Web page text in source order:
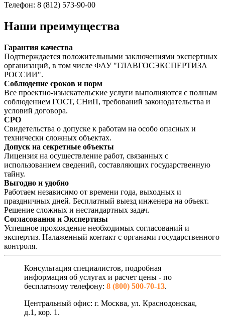
Телефон: 8 (812) 573-90-00
Наши преимущества
Гарантия качества
Подтверждается положительными заключениями экспертных
организаций, в том числе ФАУ "ГЛАВГОСЭКСПЕРТИЗА
РОССИИ".
Соблюдение сроков и норм
Все проектно-изыскательские услуги выполняются с полным
соблюдением ГОСТ, СНиП, требований законодательства и
условий договора.
СРО
Свидетельства о допуске к работам на особо опасных и
технически сложных объектах.
Допуск на секретные объекты
Лицензия на осуществление работ, связанных с
использованием сведений, составляющих государственную
тайну.
Выгодно и удобно
Работаем независимо от времени года, выходных и
праздничных дней. Бесплатный выезд инженера на объект.
Решение сложных и нестандартных задач.
Согласования и Экспертизы
Успешное прохождение необходимых согласований и
экспертиз. Налаженный контакт с органами государственного
контроля.
Консультация специалистов, подробная
информация об услугах и расчет цены - по
бесплатному телефону: 8 (800) 500-70-13.
Центральный офис: г. Москва, ул. Краснодонская,
д.1, кор. 1.